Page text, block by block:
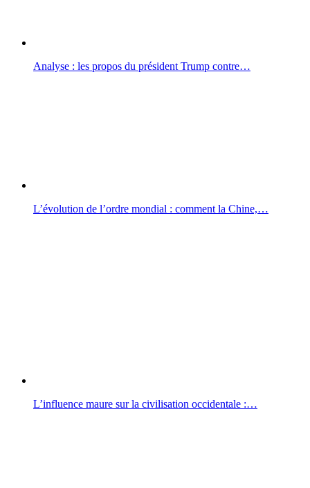
Analyse : les propos du président Trump contre…
L’évolution de l’ordre mondial : comment la Chine,…
L’influence maure sur la civilisation occidentale :…